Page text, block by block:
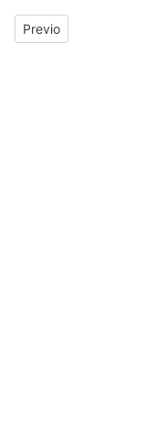
Previous article:
Previo